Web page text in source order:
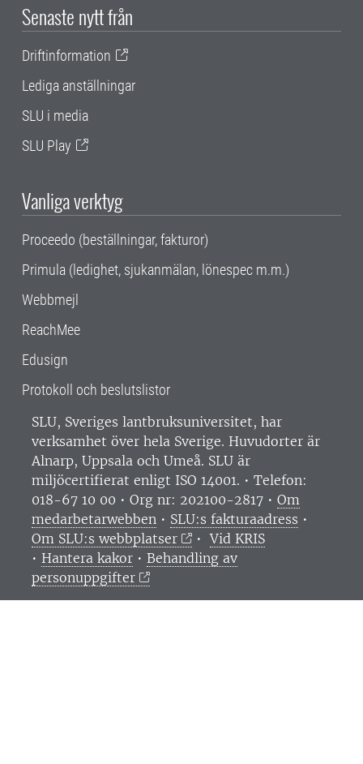
Senaste nytt från
Driftinformation
Lediga anställningar
SLU i media
SLU Play
Vanliga verktyg
Proceedo (beställningar, fakturor)
Primula (ledighet, sjukanmälan, lönespec m.m.)
Webbmejl
ReachMee
Edusign
Protokoll och beslutslistor
SLU, Sveriges lantbruksuniversitet, har
verksamhet över hela Sverige. Huvudorter är
Alnarp, Uppsala och Umeå. SLU är
miljöcertifierat enligt ISO 14001. • Telefon:
018-67 10 00 • Org nr: 202100-2817 • Om
medarbetarwebben • SLU:s fakturaadress •
Om SLU:s webbplatser
•Vid KRIS
• Hantera kakor • Behandling av
personuppgifter